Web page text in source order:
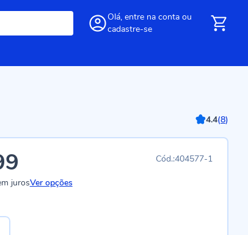
Olá, entre na conta ou
cadastre-se
4.4(8)
404577-1
jurosVer opções